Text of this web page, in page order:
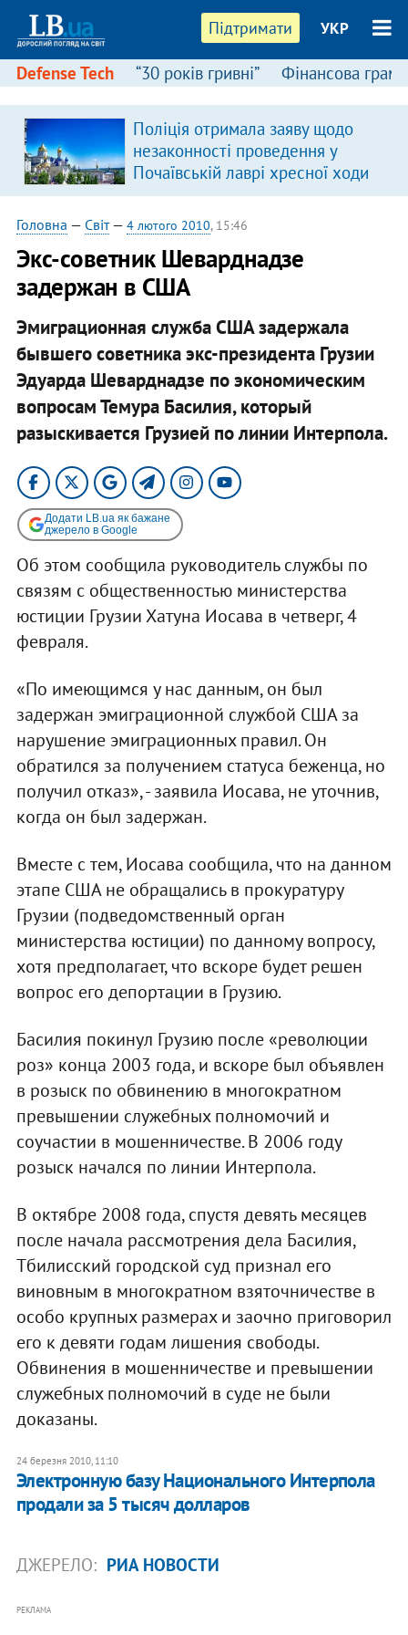
Підтримати УКР
Defense Tech “30 років гривні” Фінансова
Поліція отримала заяву щодо
незаконності проведення у
Почаївській лаврі хресної ходи
Головна — Світ— 4 лютого 2010, 15:46
Экс-советник Шеварднадзе
задержан в США
Эмиграционная служба США задержала
бывшего советника экс-президента Грузии
Эдуарда Шеварднадзе по экономическим
вопросам Темура Басилия, который
разыскивается Грузией по линии Интерпола.
Додати LB.ua як бажане
джерело в Google
Об этом сообщила руководитель службы по
связям с общественностью министерства
юстиции Грузии Хатуна Иосава в четверг, 4
февраля.
«По имеющимся у нас данным, он был
задержан эмиграционной службой США за
нарушение эмиграционных правил. Он
обратился за получением статуса беженца, но
получил отказ», - заявила Иосава, не уточнив,
когда он был задержан.
Вместе с тем, Иосава сообщила, что на данном
этапе США не обращались в прокуратуру
Грузии (подведомственный орган
министерства юстиции) по данному вопросу,
хотя предполагает, что вскоре будет решен
вопрос его депортации в Грузию.
Басилия покинул Грузию после «революции
роз» конца 2003 года, и вскоре был объявлен
в розыск по обвинению в многократном
превышении служебных полномочий и
соучастии в мошенничестве. В 2006 году
розыск начался по линии Интерпола.
В октябре 2008 года, спустя девять месяцев
после начала рассмотрения дела Басилия,
Тбилисский городской суд признал его
виновным в многократном взяточничестве в
особо крупных размерах и заочно приговорил
его к девяти годам лишения свободы.
Обвинения в мошенничестве и превышении
служебных полномочий в суде не были
доказаны.
24 березня 2010, 11:10
Электронную базу Национального Интерпола
продали за 5 тысяч долларов
ДЖЕРЕЛО: РИА НОВОСТИ
РЕКЛАМА